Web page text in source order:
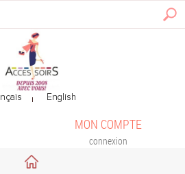
MON COMPTE
connexion